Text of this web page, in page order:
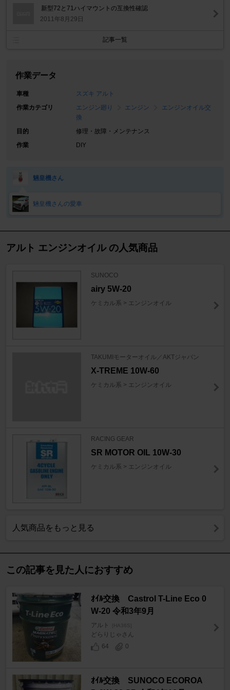
新型72と71ハイマウントの互換性確認
2011年8月29日
記事一覧
作業データ
車種
スズキ アルト
作業カテゴリ
エンジン廻り エンジン
エンジンオイル交
換
目的
修理・故障・メンテナンス
作業
DIY
魎皇機さん
魎皇機さんの愛車
アルト エンジンオイル の人気商品
SUNOCO
airy 5W-20
ケミカル系 > エンジンオイル
TAKUMIモーターオイル／AKTジャパン
X-TREME 10W-60
ケミカル系 > エンジンオイル
RACING GEAR
SR MOTOR OIL 10W-30
ケミカル系 > エンジンオイル
人気商品をもっと見る
この記事を見た人におすすめ
ｵｲﾙ交換 Castrol T-Line Eco 0
W-20 令和3年9月
アルト [HA36S]
どらりじゃさん
64
0
ｵｲﾙ交換 SUNOCO ECOROA